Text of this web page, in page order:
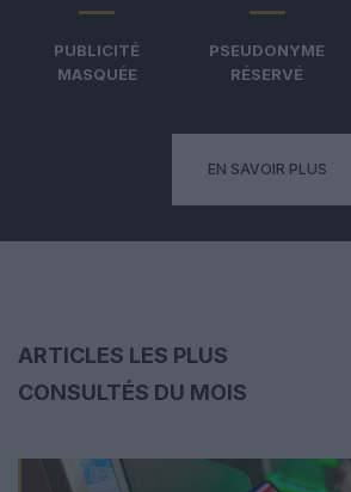
PUBLICITÉ
MASQUÉE
PSEUDONYME
RÉSERVÉ
EN SAVOIR PLUS
ARTICLES LES PLUS
CONSULTÉS DU MOIS